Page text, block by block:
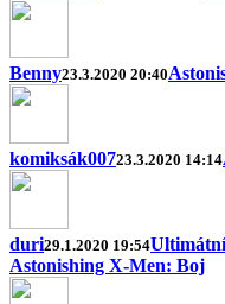
Benny23.3.2020 20:40
komiksák00723.3.2020 14:14
duri29.1.2020 19:54
Astonishing X-Men: Boj